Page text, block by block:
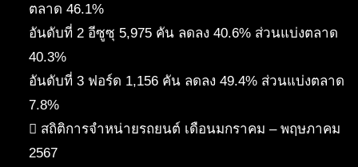
ตลาด 46.1%
อันดับที่ 2 อีซูซุ 5,975 คัน ลดลง 40.6% ส่วนแบ่งตลาด
40.3%
อันดับที่ 3 ฟอร์ด 1,156 คัน ลดลง 49.4% ส่วนแบ่งตลาด
7.8%
 สถิติการจำหน่ายรถยนต์ เดือนมกราคม – พฤษภาคม
2567